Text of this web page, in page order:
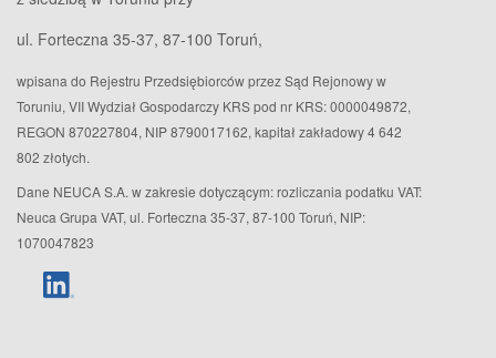
ul. Forteczna 35-37, 87-100 Toruń,
wpisana do Rejestru Przedsiębiorców przez Sąd Rejonowy w
Toruniu, VII Wydział Gospodarczy KRS pod nr KRS: 0000049872,
REGON 870227804, NIP 8790017162, kapitał zakładowy 4 642
802 złotych.
Dane NEUCA S.A. w zakresie dotyczącym: rozliczania podatku VAT:
Neuca Grupa VAT, ul. Forteczna 35-37, 87-100 Toruń, NIP:
1070047823